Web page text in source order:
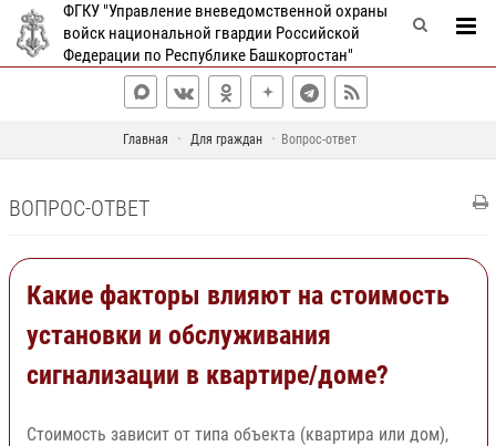
ФГКУ "Управление вневедомственной охраны
войск национальной гвардии Российской
Федерации по Республике Башкортостан"
Главная Для граждан Вопрос-ответ
ВОПРОС-ОТВЕТ
Какие факторы влияют на стоимость
установки и обслуживания
сигнализации в квартире/доме?
Стоимость зависит от типа объекта (квартира или дом),